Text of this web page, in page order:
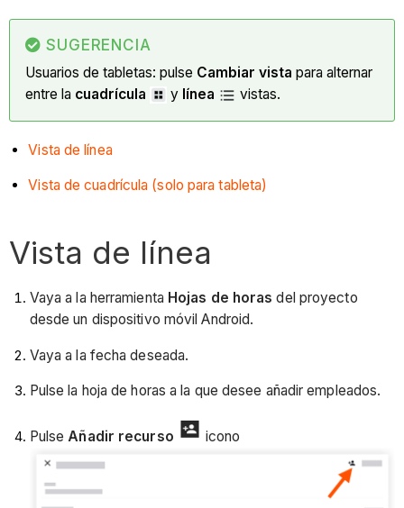
SUGERENCIA
Usuarios de tabletas: pulse Cambiar vista para alternar
entre la cuadrícula y línea vistas.
Vista de línea
Vista de cuadrícula (solo para tableta)
Vista de línea
Vaya a la herramienta Hojas de horas del proyecto
desde un dispositivo móvil Android.
Vaya a la fecha deseada.
Pulse la hoja de horas a la que desee añadir empleados.
PulseAñadir recurso icono